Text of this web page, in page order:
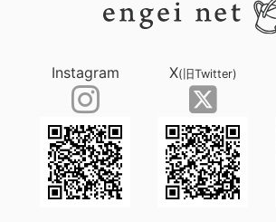
Instagram X(旧Twitter)